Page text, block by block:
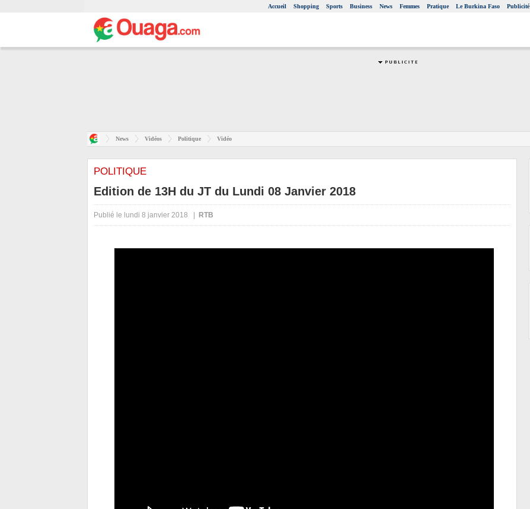
Accueil Shopping Sports Business News Femmes Pratique Le Burkina Faso Publicité
News Vidéos Politique Vidéo
POLITIQUE
Edition de 13H du JT du Lundi 08 Janvier 2018
Publié le lundi 8 janvier 2018 | RTB